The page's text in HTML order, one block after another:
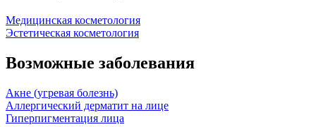
Медицинская косметология
Эстетическая косметология
Возможные заболевания
Акне (угревая болезнь)
Аллергический дерматит на лице
Гиперпигментация лица